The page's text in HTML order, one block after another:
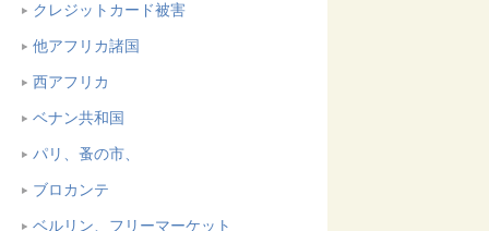
クレジットカード被害
他アフリカ諸国
西アフリカ
ベナン共和国
パリ、蚤の市、
ブロカンテ
ベルリン、フリーマーケット